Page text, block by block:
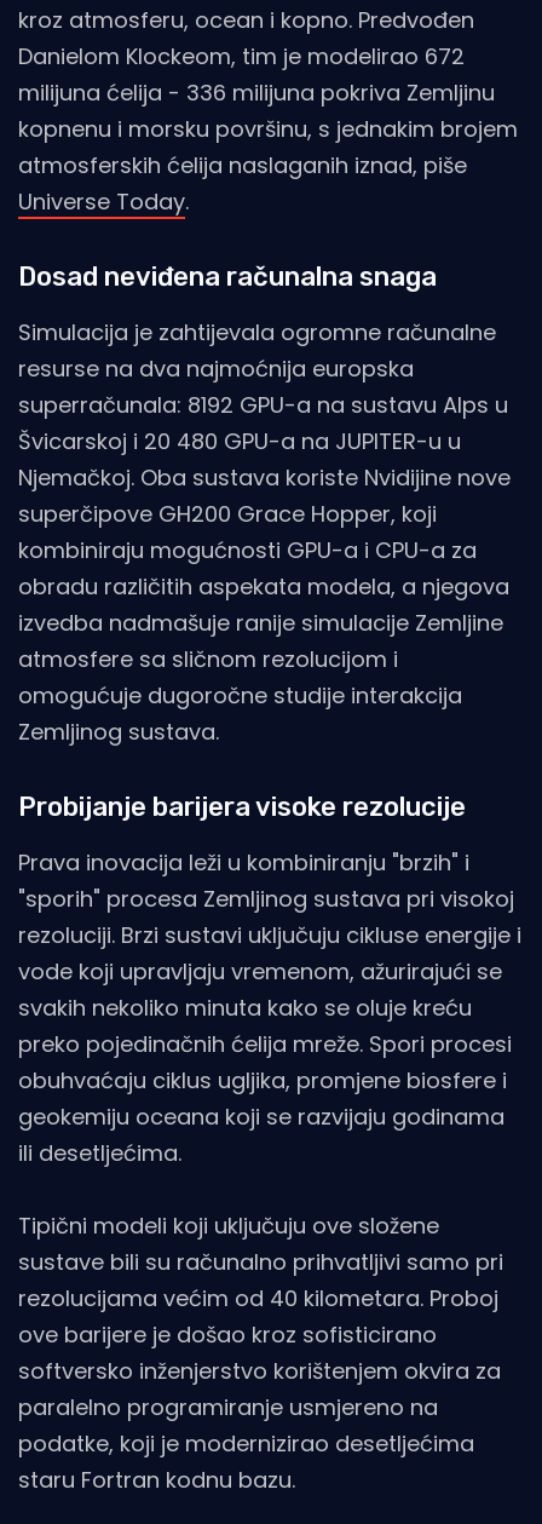
kroz atmosferu, ocean i kopno. Predvođen
Danielom Klockeom, tim je modelirao 672
milijuna ćelija - 336 milijuna pokriva Zemljinu
kopnenu i morsku površinu, s jednakim brojem
atmosferskih ćelija naslaganih iznad, piše
Universe Today.
Dosad neviđena računalna snaga
Simulacija je zahtijevala ogromne računalne
resurse na dva najmoćnija europska
superračunala: 8192 GPU-a na sustavu Alps u
Švicarskoj i 20 480 GPU-a na JUPITER-u u
Njemačkoj. Oba sustava koriste Nvidijine nove
superčipove GH200 Grace Hopper, koji
kombiniraju mogućnosti GPU-a i CPU-a za
obradu različitih aspekata modela, a njegova
izvedba nadmašuje ranije simulacije Zemljine
atmosfere sa sličnom rezolucijom i
omogućuje dugoročne studije interakcija
Zemljinog sustava.
Probijanje barijera visoke rezolucije
Prava inovacija leži u kombiniranju "brzih" i
"sporih" procesa Zemljinog sustava pri visokoj
rezoluciji. Brzi sustavi uključuju cikluse energije i
vode koji upravljaju vremenom, ažurirajući se
svakih nekoliko minuta kako se oluje kreću
preko pojedinačnih ćelija mreže. Spori procesi
obuhvaćaju ciklus ugljika, promjene biosfere i
geokemiju oceana koji se razvijaju godinama
ili desetljećima.
Tipični modeli koji uključuju ove složene
sustave bili su računalno prihvatljivi samo pri
rezolucijama većim od 40 kilometara. Proboj
ove barijere je došao kroz sofisticirano
softversko inženjerstvo korištenjem okvira za
paralelno programiranje usmjereno na
podatke, koji je modernizirao desetljećima
staru Fortran kodnu bazu.